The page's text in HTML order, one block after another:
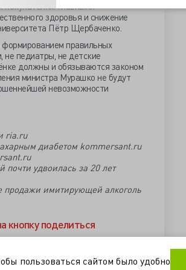
покупателях. Главными
здоровья и снижение
Пётр Щербаченко.
правильных
не педиатры, не детские
должны и обязываются законом
министра Мурашко не будут
невозможности
ria.ru
диабетом kommersant.ru
почти удвоилась за 20 лет
продажи имитирующей алкоголь
кнопку поделиться
диабет
пользоваться сайтом было удобно